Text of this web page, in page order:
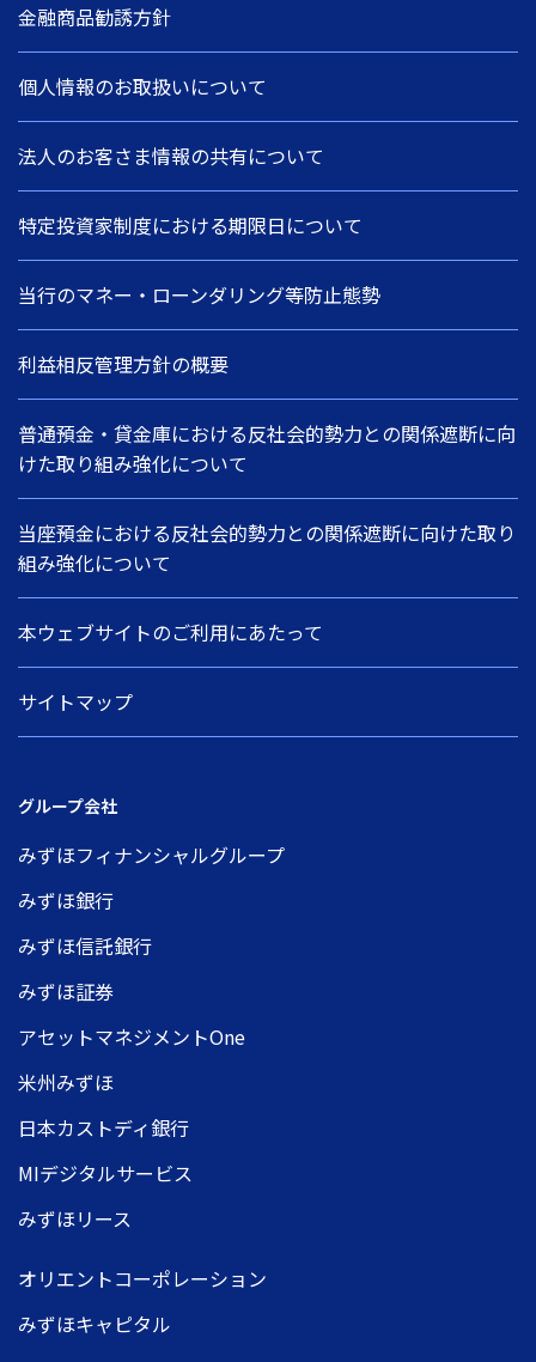
金融商品勧誘方針
個人情報のお取扱いについて
法人のお客さま情報の共有について
特定投資家制度における期限日について
当行のマネー・ローンダリング等防止態勢
利益相反管理方針の概要
普通預金・貸金庫における反社会的勢力との関係遮断に向
けた取り組み強化について
当座預金における反社会的勢力との関係遮断に向けた取り
組み強化について
本ウェブサイトのご利用にあたって
サイトマップ
グループ会社
みずほフィナンシャルグループ
みずほ銀行
みずほ信託銀行
みずほ証券
アセットマネジメントOne
米州みずほ
日本カストディ銀行
MIデジタルサービス
みずほリース
オリエントコーポレーション
みずほキャピタル